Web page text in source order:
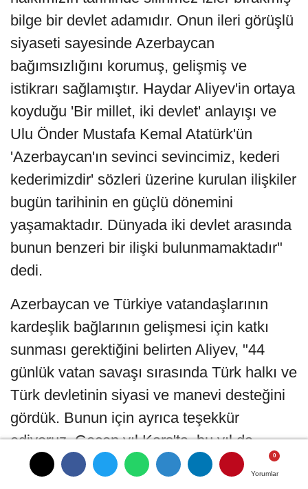
Yorumlar
Yorumlar
Yorumlar
bilge bir devlet adamıdır. Onun ileri görüşlü
siyaseti sayesinde Azerbaycan
bağımsızlığını korumuş, gelişmiş ve
istikrarı sağlamıştır. Haydar Aliyev'in ortaya
koyduğu 'Bir millet, iki devlet' anlayışı ve
Ulu Önder Mustafa Kemal Atatürk'ün
'Azerbaycan'ın sevinci sevincimiz, kederi
kederimizdir' sözleri üzerine kurulan ilişkiler
bugün tarihinin en güçlü dönemini
yaşamaktadır. Dünyada iki devlet arasında
bunun benzeri bir ilişki bulunmamaktadır"
dedi.
Azerbaycan ve Türkiye vatandaşlarının
kardeşlik bağlarının gelişmesi için katkı
sunması gerektiğini belirten Aliyev, "44
günlük vatan savaşı sırasında Türk halkı ve
Türk devletinin siyasi ve manevi desteğini
gördük. Bunun için ayrıca teşekkür
ediyoruz. Geçen yıl Kars'ta, bu yıl da
Iğdır'daki okullarımızda 'Bir Millet İki Devlet'